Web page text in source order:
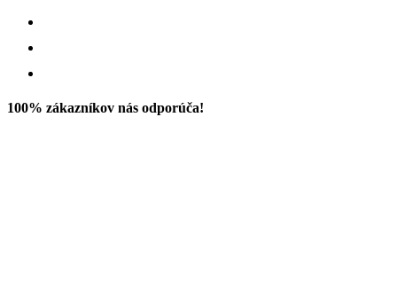
100% zákazníkov nás odporúča!